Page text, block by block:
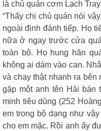
là chủ quán cơm Lạch
“Thấy chị chủ quán nói
ngoài định đánh tiếp. Họ
nữa ở ngay trước cửa
toàn bộ. Họ hung hãn
không ai dám vào can.
và chạy thật nhanh ra
gặp một anh tên Hải bán
minh tiêu dùng (252
em trong bộ dạng như
cho em mặc. Rồi anh ấy